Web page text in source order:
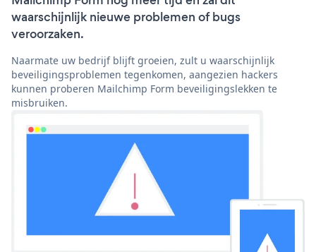
waarschijnlijk nieuwe problemen of bugs
veroorzaken.
Naarmate uw bedrijf blijft groeien, zult u waarschijnlijk
beveiligingsproblemen tegenkomen, aangezien hackers
kunnen proberen Mailchimp Form beveiligingslekken te
misbruiken.